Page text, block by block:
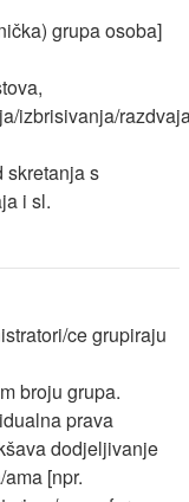
grupa osoba]
izbrisivanja/
skretanja s
i sl.
ce grupiraju
broju grupa.
prava
dodjeljivanje
[npr.